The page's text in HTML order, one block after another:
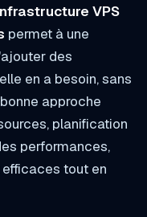
VPS
permet à une
des
en a besoin, sans
approche
planification
performances,
tout en